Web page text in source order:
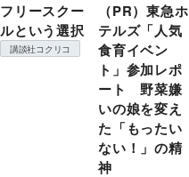
フリースクー
ルという選択
講談社コクリコ
（PR）東急ホ
テルズ「人気
食育イベン
ト」参加レポ
ート 野菜嫌
いの娘を変え
た「もったい
ない！」の精
神